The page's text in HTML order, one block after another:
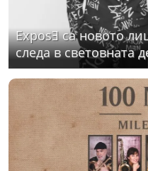
ExposƎ са новото
следа в световната